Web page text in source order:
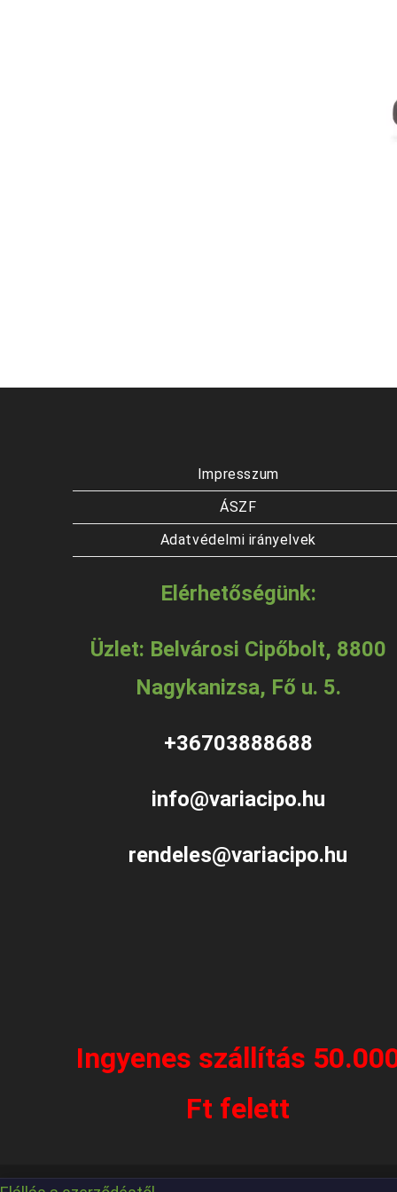
Impresszum
ÁSZF
Adatvédelmi irányelvek
Elérhetőségünk:
Üzlet: Belvárosi Cipőbolt, 8800
Nagykanizsa, Fő u. 5.
+36703888688
info@variacipo.hu
rendeles@variacipo.hu
Ingyenes szállítás
Ft felett